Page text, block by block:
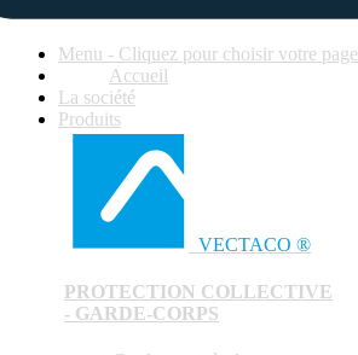
Menu - Cliquez pour choisir votre page
Accueil
La société
Produits
VECTACO ®
PROTECTION COLLECTIVE
- GARDE-CORPS